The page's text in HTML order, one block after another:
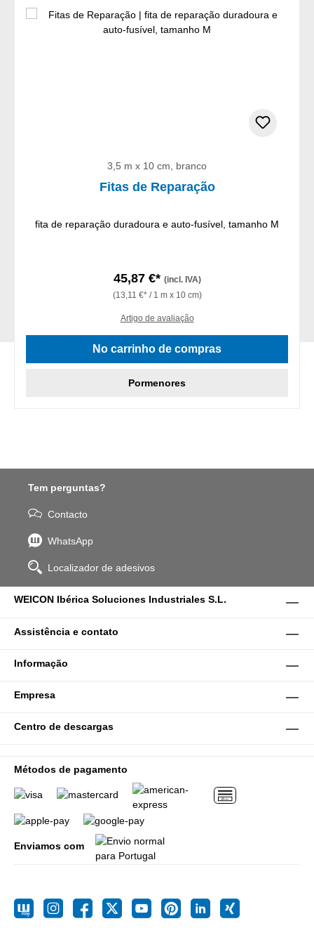
3,5 m x 10 cm, branco
Fitas de Reparação
fita de reparação duradoura e auto-fusível, tamanho M
45,87 €* (incl. IVA)
(13,11 €* / 1 m x 10 cm)
Artigo de avaliação
No carrinho de compras
Pormenores
Tem perguntas?
Contacto
WhatsApp
Localizador de adesivos
WEICON Ibérica Soluciones Industriales S.L.
Assistência e contato
Informação
Empresa
Centro de descargas
Métodos de pagamento
Enviamos com